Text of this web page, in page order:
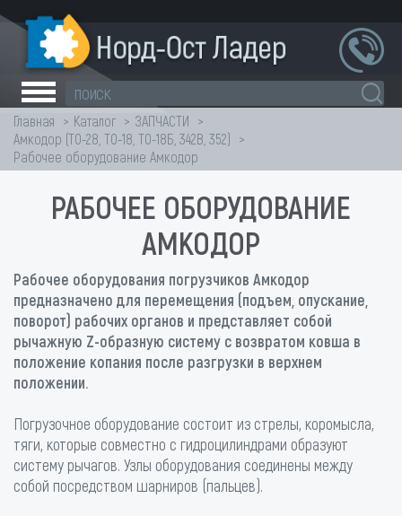
Главная Каталог
ЗАПЧАСТИ
Амкодор (ТО-28, ТО-18, ТО-18Б, 342В, 352)
Рабочее оборудование Амкодор
РАБОЧЕЕ ОБОРУДОВАНИЕ
АМКОДОР
Рабочее оборудования погрузчиков Амкодор
предназначено для перемещения (подъем, опускание,
поворот) рабочих органов и представляет собой
рычажную Z-образную систему с возвратом ковша в
положение копания после разгрузки в верхнем
положении.
Погрузочное оборудование состоит из стрелы, коромысла,
тяги, которые совместно с гидроцилиндрами образуют
систему рычагов. Узлы оборудования соединены между
собой посредством шарниров (пальцев).